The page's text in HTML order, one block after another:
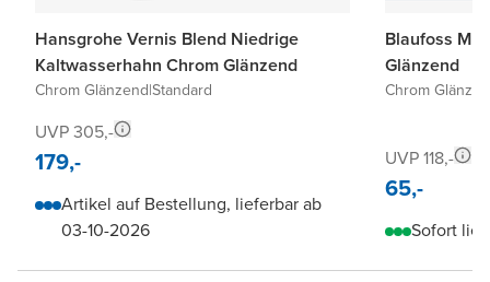
Hansgrohe Vernis Blend Niedrige
Kaltwasserhahn Chrom Glänzend
Chrom Glänzend|Standard
UVP 305,-
179,-
Artikel auf Bestellung, lieferbar ab
03-10-2026
Blaufoss
Glänzend
Chrom
UVP 118,-
65,-
Sofort